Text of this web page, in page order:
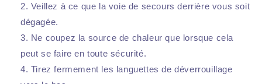
Veillez à ce que la voie de secours derrière vous soit
dégagée.
Ne coupez la source de chaleur que lorsque cela
peut se faire en toute sécurité.
Tirez fermement les languettes de déverrouillage